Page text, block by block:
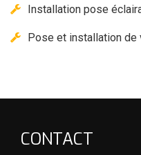
Installation pose
Pose et installation de
CONTACT